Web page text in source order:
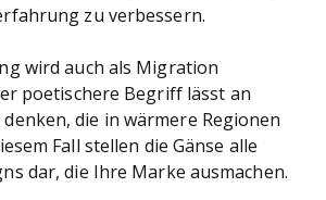
zu verbessern.
wird auch als Migration
poetischere Begriff lässt an
denken, die in wärmere Regionen
Fall stellen die Gänse alle
dar, die Ihre Marke ausmachen.